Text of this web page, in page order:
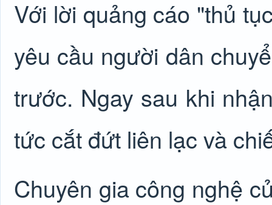
Với lời quảng cáo "thủ
yêu cầu người dân
trước. Ngay sau khi
tức cắt đứt liên lạc và
Chuyên gia công nghệ